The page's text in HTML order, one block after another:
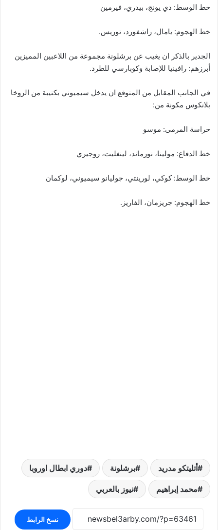
خط الوسط: دي يونج، بيدري، فيرمين
خط الهجوم: يامال، راشفورد، توريس.
الجدير بالذكر ان يغيب عن برشلونة مجموعة من اللاعبين المميزين
أبرزهم: رافينيا للإصابة وكوبارسي للطرد.
في الجانب المقابل من المتوقع ان يدخل سيميوني بكتيبة من الروخا
بلانكوس مكونة من:
حراسة المرمى: موسو
خط الدفاع: مولينا، نورماند، لينغليت، روجيري
خط الوسط: كوكي، لورينتي، جوليانو سيميوني، لوكمان
خط الهجوم: جريزمان، الفاريز.
أتليتكو مدريد برشلونة دوري ابطال اوروبا
محمد إبراهيم نيوز بالعربي
نسخ الرابط